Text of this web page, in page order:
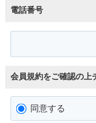
電話番号
会員規約をご確認の上
同意する